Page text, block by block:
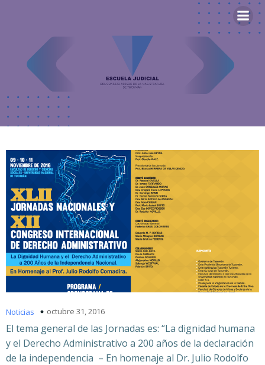
Noticias octubre 31, 2016
El tema general de las Jornadas es: “La dignidad humana
y el Derecho Administrativo a 200 años de la declaración
de la independencia – En homenaje al Dr. Julio Rodolfo